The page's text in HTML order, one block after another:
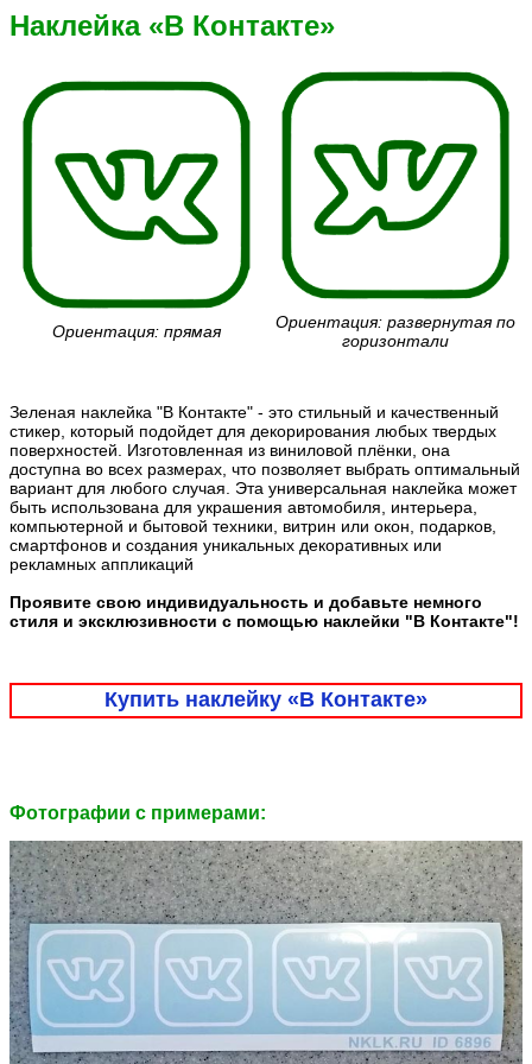
Наклейка «В Контакте»
Ориентация: прямая
Ориентация: развернутая по
горизонтали
Зеленая наклейка "В Контакте" - это стильный и качественный
стикер, который подойдет для декорирования любых твердых
поверхностей. Изготовленная из виниловой плёнки, она
доступна во всех размерах, что позволяет выбрать оптимальный
вариант для любого случая. Эта универсальная наклейка может
быть использована для украшения автомобиля, интерьера,
компьютерной и бытовой техники, витрин или окон, подарков,
смартфонов и создания уникальных декоративных или
рекламных аппликаций
Проявите свою индивидуальность и добавьте немного
стиля и эксклюзивности с помощью наклейки "В Контакте"!
Купить наклейку «В Контакте»
Фотографии c примерами: